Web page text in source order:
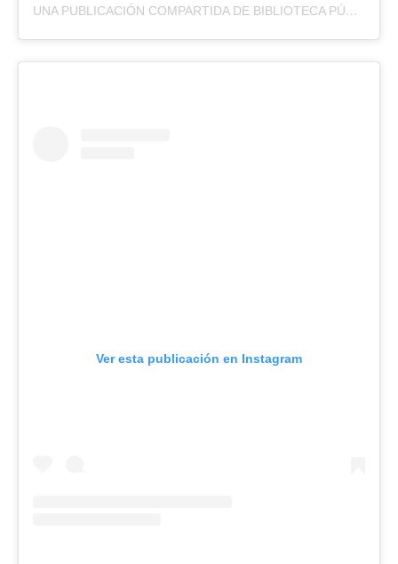
UNA PUBLICACIÓN COMPARTIDA DE BIBLIOTECA PÚBLICA MUNICIPAL ZENÓN SOLANO RICAURTE (@BIBLIOTECAZENONSOLANODUITAMA)
Ver esta publicación en Instagram